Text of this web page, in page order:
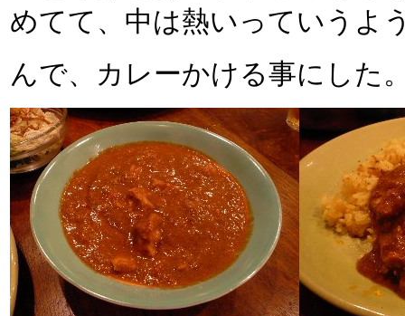
めてて、中は熱いっていうよ
んで、カレーかける事にした